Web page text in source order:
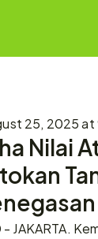
25, 2025 at
Nilai
JAKARTA.